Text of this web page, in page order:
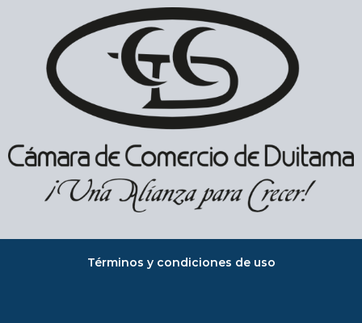
Términos y condiciones de uso